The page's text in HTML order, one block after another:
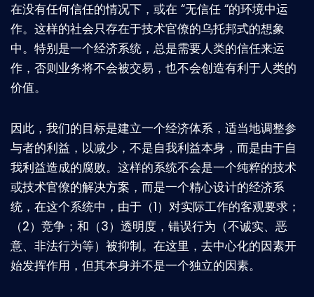
在没有任何信任的情况下，或在 “无信任 “的环境中运
作。这样的社会只存在于技术官僚的乌托邦式的想象
中。特别是一个经济系统，总是需要人类的信任来运
作，否则业务将不会被交易，也不会创造有利于人类的
价值。
因此，我们的目标是建立一个经济体系，适当地调整参
与者的利益，以减少，不是自我利益本身，而是由于自
我利益造成的腐败。这样的系统不会是一个纯粹的技术
或技术官僚的解决方案，而是一个精心设计的经济系
统，在这个系统中，由于（1）对实际工作的客观要求；
（2）竞争；和（3）透明度，错误行为（不诚实、恶
意、非法行为等）被抑制。在这里，去中心化的因素开
始发挥作用，但其本身并不是一个独立的因素。